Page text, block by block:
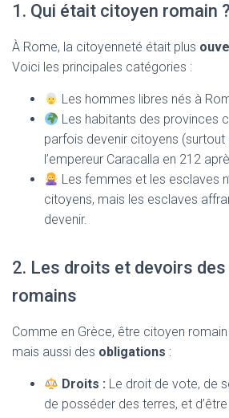
1. Qui était citoyen romain ?
À Rome, la citoyenneté était plus
Voici les principales catégories :
Les hommes libres nés à
Les habitants des provinces
parfois devenir citoyens (surtout
l’empereur Caracalla en 212
Les femmes et les esclaves
citoyens, mais les esclaves
devenir.
2. Les droits et devoirs
romains
Comme en Grèce, être citoyen
mais aussi des obligations :
Droits : Le droit de vote, de
de posséder des terres, et